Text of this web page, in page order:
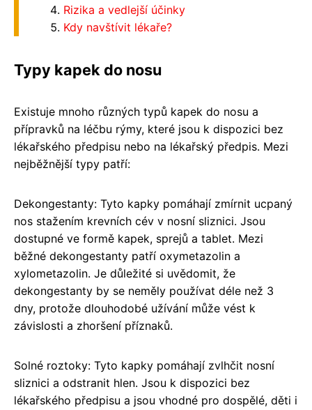
Rizika a vedlejší účinky
Kdy navštívit lékaře?
Typy kapek do nosu
Existuje mnoho různých typů kapek do nosu a
přípravků na léčbu rýmy, které jsou k dispozici bez
lékařského předpisu nebo na lékařský předpis. Mezi
nejběžnější typy patří:
Dekongestanty: Tyto kapky pomáhají zmírnit ucpaný
nos stažením krevních cév v nosní sliznici. Jsou
dostupné ve formě kapek, sprejů a tablet. Mezi
běžné dekongestanty patří oxymetazolin a
xylometazolin. Je důležité si uvědomit, že
dekongestanty by se neměly používat déle než 3
dny, protože dlouhodobé užívání může vést k
závislosti a zhoršení příznaků.
Solné roztoky: Tyto kapky pomáhají zvlhčit nosní
sliznici a odstranit hlen. Jsou k dispozici bez
lékařského předpisu a jsou vhodné pro dospělé, děti i